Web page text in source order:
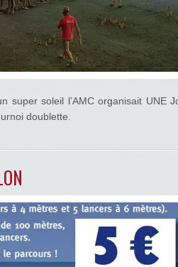
super soleil l’AMC organisait UNE
doublette.